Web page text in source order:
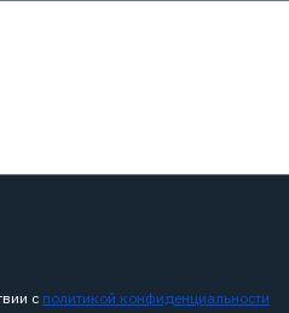
с политикой конфиденциальности